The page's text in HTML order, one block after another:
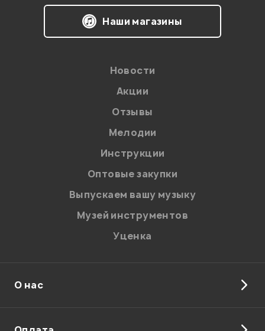
Наши магазины
Новости
Акции
Отзывы
Мелодии
Инструкции
Оптовые закупки
Выпускаем вашу музыку
Музей инструментов
Уценка
О нас